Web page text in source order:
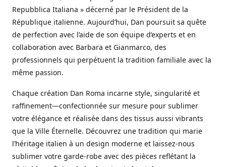
Repubblica Italiana » décerné par le Président de la
République italienne. Aujourd’hui, Dan poursuit sa quête
de perfection avec l’aide de son équipe d’experts et en
collaboration avec Barbara et Gianmarco, des
professionnels qui perpétuent la tradition familiale avec la
même passion.
Chaque création Dan Roma incarne style, singularité et
raffinement—confectionnée sur mesure pour sublimer
votre élégance et réalisée dans des tissus aussi vibrants
que la Ville Éternelle. Découvrez une tradition qui marie
l’héritage italien à un design moderne et laissez-nous
sublimer votre garde-robe avec des pièces reflétant la